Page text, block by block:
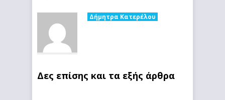
Δήμητρα Κατερέλου
Δες επίσης και τα εξής άρθρα